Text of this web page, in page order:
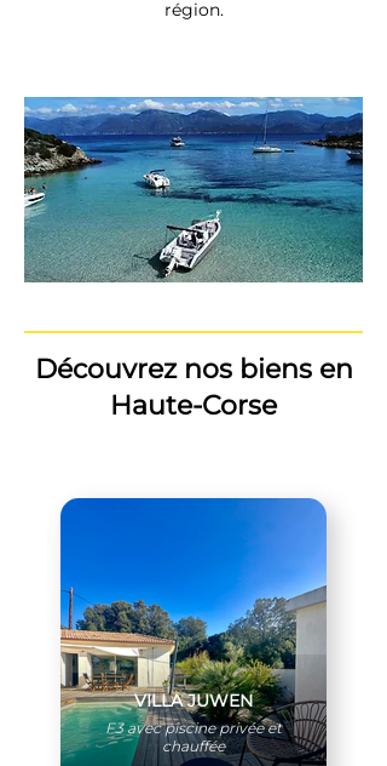
région.
Découvrez nos biens en
Haute-Corse
VILLA JUWEN
F3 avec piscine privée et
chauffée